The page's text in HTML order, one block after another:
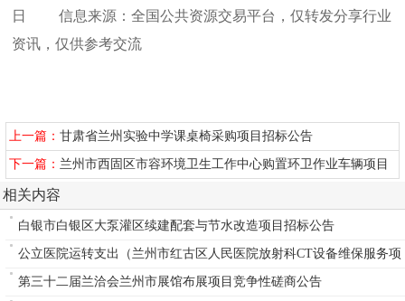
日信息来源：全国公共资源交易平台，仅转发分享行业
资讯，仅供参考交流
上一篇：甘肃省兰州实验中学课桌椅采购项目招标公告
下一篇： 兰州市西固区市容环境卫生工作中心购置环卫作业车辆项目
公开招标公告
相关内容
白银市白银区大泵灌区续建配套与节水改造项目招标公告
公立医院运转支出（兰州市红古区人民医院放射科CT设备维保服务项
目）
第三十二届兰洽会兰州市展馆布展项目竞争性磋商公告